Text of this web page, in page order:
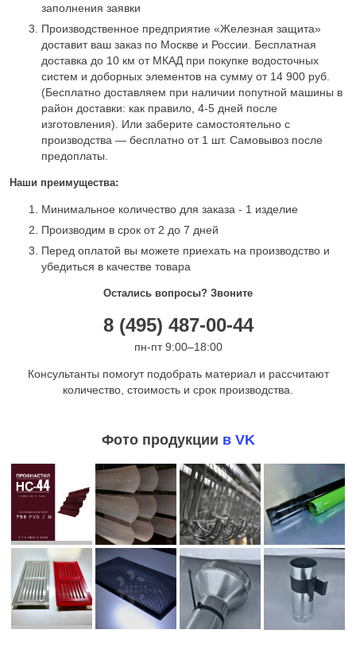
заполнения заявки
Производственное предприятие «Железная защита»
доставит ваш заказ по Москве и России. Бесплатная
доставка до 10 км от МКАД при покупке водосточных
систем и доборных элементов на сумму от 14 900 руб.
(Бесплатно доставляем при наличии попутной машины в
район доставки: как правило, 4-5 дней после
изготовления). Или заберите самостоятельно с
производства — бесплатно от 1 шт. Самовывоз после
предоплаты.
Наши преимущества:
Минимальное количество для заказа - 1 изделие
Производим в срок от 2 до 7 дней
Перед оплатой вы можете приехать на производство и
убедиться в качестве товара
Остались вопросы? Звоните
8 (495) 487-00-44
пн-пт 9:00–18:00
Консультанты помогут подобрать материал и рассчитают
количество, стоимость и срок производства.
Фото продукции в VK